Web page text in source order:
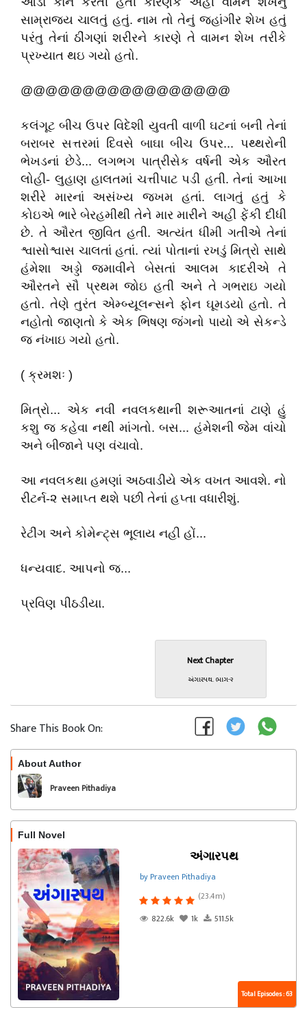
સામ્રાજ્ય ચાલતું હતું. નામ તો તેનું જહાંગીર શેખ હતું
પરંતુ તેનાં ઠીંગણાં શરીરને કારણે તે વામન શેખ તરીકે
પ્રખ્યાત થઇ ગયો હતો.
@@@@@@@@@@@@@@@@@
કલંગૂટ બીચ ઉપર વિદેશી યુવતી વાળી ઘટનાં બની તેનાં
બરાબર સત્તરમાં દિવસે બાઘા બીચ ઉપર... પથ્થરોની
ભેખડનાં છેડે... લગભગ પાત્રીસેક વર્ષની એક ઔરત
લોહી- લુહાણ હાલતમાં ચત્તીપાટ પડી હતી. તેનાં આખા
શરીરે મારનાં અસંખ્ય જખમ હતાં. લાગતું હતું કે
કોઇએ ભારે બેરહમીથી તેને માર મારીને અહી ફેંકી દીધી
છે. તે ઔરત જીવિત હતી. અત્યંત ધીમી ગતીએ તેનાં
શ્વાસોશ્વાસ ચાલતાં હતાં. ત્યાં પોતાનાં રખડું મિત્રો સાથે
હંમેશા અડ્ડો જમાવીને બેસતાં આલમ કાદરીએ તે
ઔરતને સૌ પ્રથમ જોઇ હતી અને તે ગભરાઇ ગયો
હતો. તેણે તુરંત એમ્બ્યૂલન્સને ફોન ઘૂમડયો હતો. તે
નહોતો જાણતો કે એક ભિષણ જંગનો પાયો એ સેકન્ડે
જ નંખાઇ ગયો હતો.
( ક્રમશઃ )
મિત્રો... એક નવી નવલકથાની શરૂઆતનાં ટાણે હું
કશુ જ કહેવા નથી માંગતો. બસ... હંમેશની જેમ વાંચો
અને બીજાને પણ વંચાવો.
આ નવલકથા હમણાં અઠવાડીયે એક વખત આવશે. નો
રીટર્ન-૨ સમાપ્ત થશે પછી તેનાં હપ્તા વધારીશું.
રેટીંગ અને કોમેન્ટ્સ ભૂલાય નહી હોં...
ધન્યવાદ. આપનો જ...
પ્રવિણ પીઠડીયા.
Next Chapter
અંગારપથ. ભાગ-૨
Share This Book On:
About Author
Praveen Pithadiya
Full Novel
અંગારપથ
by Praveen Pithadiya
(23.4m)
822.6k
1k 511.5k
Total Episodes : 63